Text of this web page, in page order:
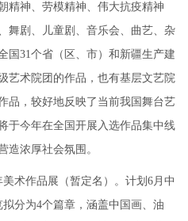
精神、劳模精神、伟大抗疫精神
舞剧、儿童剧、音乐会、曲艺、杂
国31个省（区、市）和新疆生产建
艺术院团的作品，也有基层文艺院
品，较好地反映了当前我国舞台艺
于今年在全国开展入选作品集中线
造浓厚社会氛围。
术作品展（暂定名）。计划6月中
分为4个篇章，涵盖中国画、油